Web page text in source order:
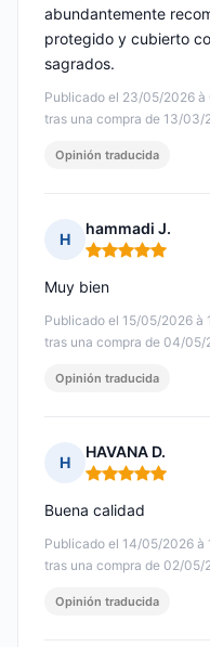
Publicado el 23/05/2026 à
tras una compra de 13/03/
abundantemente
protegido y cubierto
sagrados.
Opinión traducida
H
hammadi J.
Nota: 5 de 5
Publicado el 15/05/2026 à
tras una compra de 04/05/
Muy bien
Opinión traducida
H
HAVANA D.
Nota: 5 de 5
Publicado el 14/05/2026 à
tras una compra de 02/05/
Buena calidad
Opinión traducida